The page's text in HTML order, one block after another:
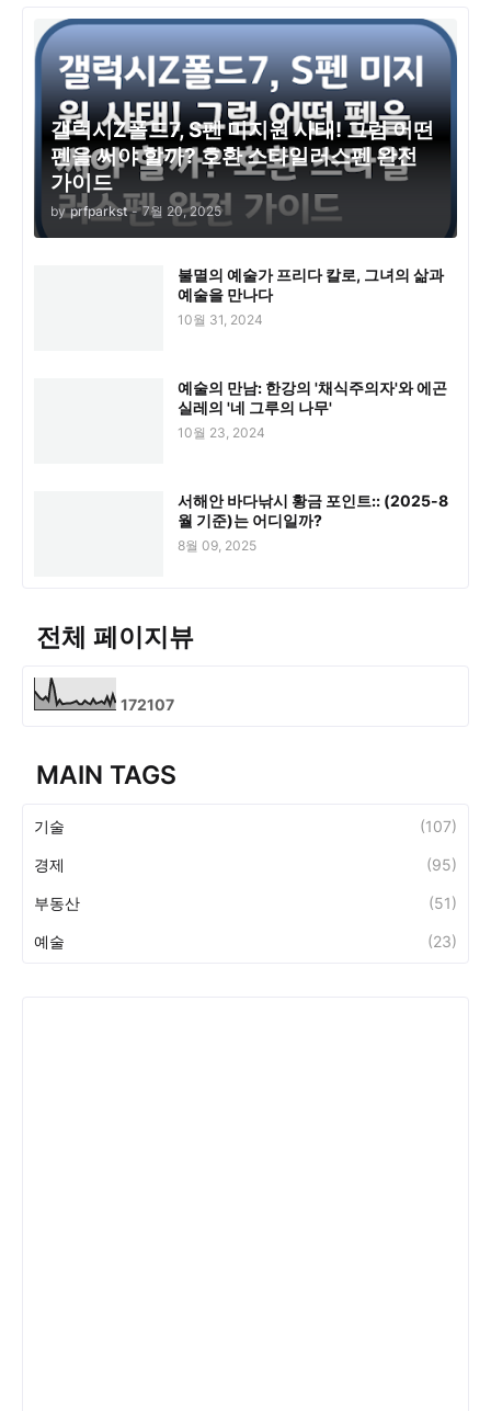
갤럭시Z폴드7, S펜 미지원 사태! 그럼 어떤
펜을 써야 할까? 호환 스타일러스펜 완전
가이드
by prfparkst - 7월 20, 2025
불멸의 예술가 프리다 칼로, 그녀의 삶과
예술을 만나다
10월 31, 2024
예술의 만남: 한강의 '채식주의자'와 에곤
실레의 '네 그루의 나무'
10월 23, 2024
서해안 바다낚시 황금 포인트:: (2025-8
월 기준)는 어디일까?
8월 09, 2025
전체 페이지뷰
172107
MAIN TAGS
기술 (107)
경제 (95)
부동산 (51)
예술 (23)